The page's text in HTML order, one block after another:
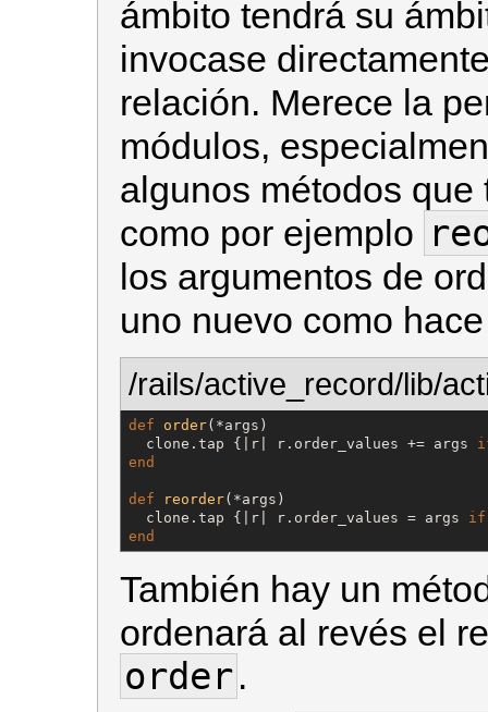
ámbito tendrá su
invocase
relación. Merece la
módulos,
algunos métodos
como por ejemplo
los argumentos de
uno nuevo como
/rails/active_record/lib/
def order(*args)
  clone.tap {|r| r.order_values += args
end
def reorder(*args)
  clone.tap {|r| r.order_values = args
if
end
También hay un
ordenará al revés el
order.